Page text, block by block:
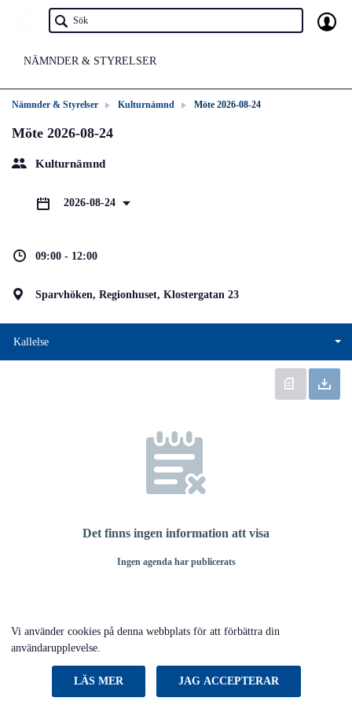
NÄMNDER & STYRELSER
Nämnder & Styrelser Kulturnämnd Möte 2026-08-24
Möte 2026-08-24
Kulturnämnd
2026-08-24
09:00 - 12:00
Sparvhöken, Regionhuset, Klostergatan 23
Kallelse
Det finns ingen information att visa
Ingen agenda har publicerats
Vi använder cookies på denna webbplats för att förbättra din
användarupplevelse.